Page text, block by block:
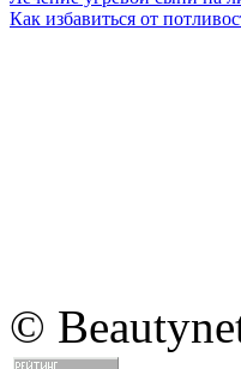
Как избавиться от
©